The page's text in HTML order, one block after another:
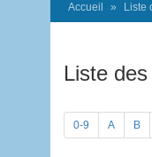
Accueil Liste
Liste
0-9 A B